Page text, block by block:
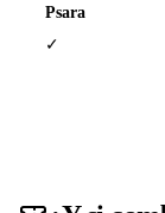
Psara
✓